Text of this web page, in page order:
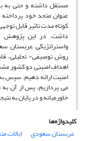
مستقل داشته و حتی به
عنوان متحد خود
کوتاه مدت تاثیر قابل
داشت. در این پژوهش
واستراتژیکی عربستان
روش توصیفی- تحلیلی،
اهداف امنیتی دو کشور
امنیت ارائه دهیم. سپس
می پردازیم، پس از آن
خاورمیانه و در پایان به
کلیدواژه‌ها
عربستان سعودی
ایالات